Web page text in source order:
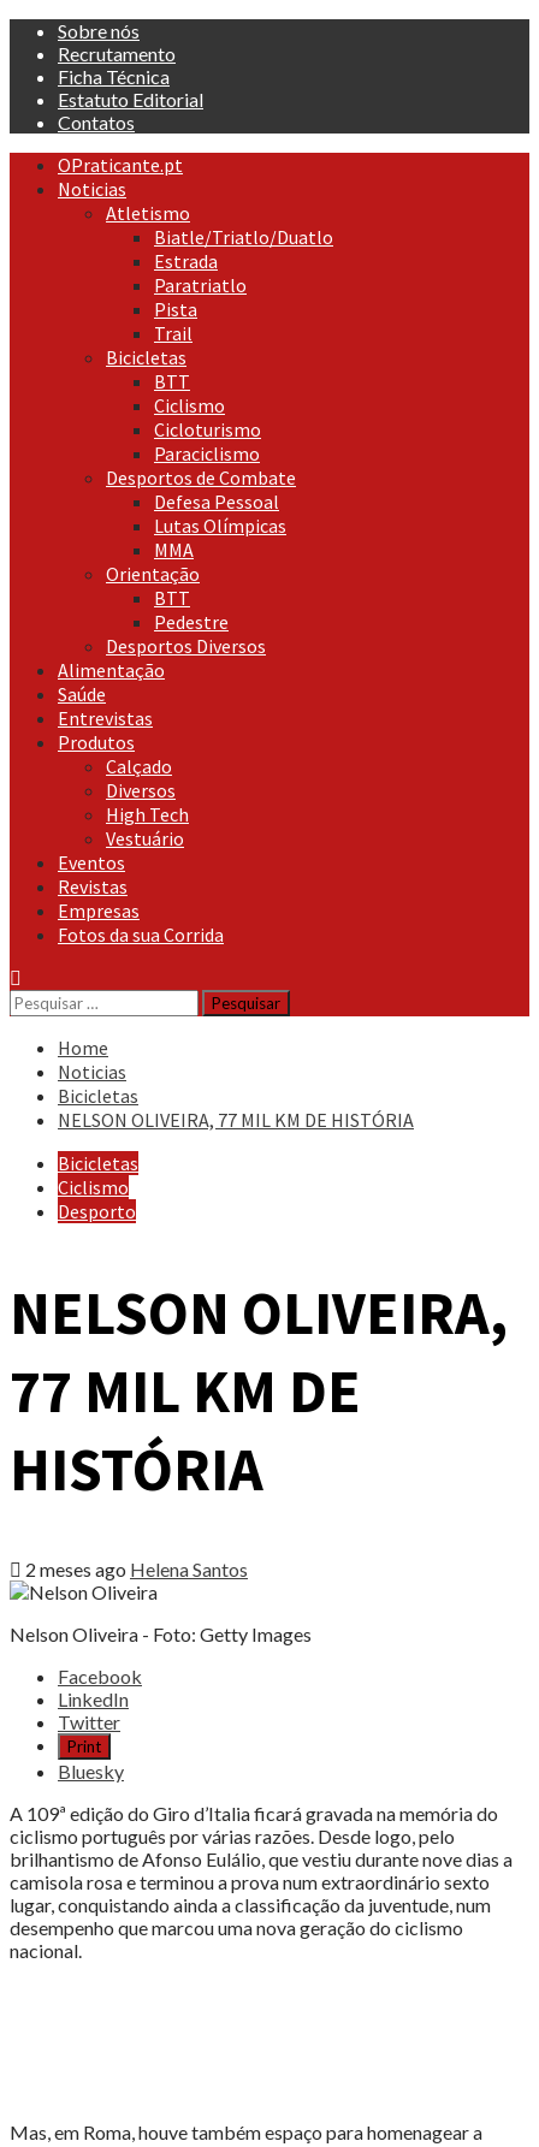
Skip
content
Sobre nós
Recrutamento
Ficha Técnica
Estatuto Editorial
Contatos
Primary
Menu
OPraticante.pt
Noticias
Atletismo
Biatle/Triatlo/Duatlo
Estrada
Paratriatlo
Pista
Trail
Bicicletas
BTT
Ciclismo
Cicloturismo
Paraciclismo
Desportos de Combate
Defesa Pessoal
Lutas Olímpicas
MMA
Orientação
BTT
Pedestre
Desportos Diversos
Alimentação
Saúde
Entrevistas
Produtos
Calçado
Diversos
High Tech
Vestuário
Eventos
Revistas
Empresas
Fotos da sua Corrida
Pesquisar
por:
Home
Noticias
Bicicletas
NELSON OLIVEIRA, 77 MIL KM DE HISTÓRIA
Bicicletas
Ciclismo
Desporto
NELSON OLIVEIRA,
77 MIL KM DE
HISTÓRIA
2 meses ago Helena Santos
Nelson Oliveira - Foto: Getty Images
Share
post
"NELSON
OLIVEIRA,
MIL
KM
DE
HISTÓRIA"
Facebook
LinkedIn
Twitter
Print
Bluesky
A 109ª edição do Giro d’Italia ficará gravada na memória do
ciclismo português por várias razões. Desde logo, pelo
brilhantismo de Afonso Eulálio, que vestiu durante nove dias a
camisola rosa e terminou a prova num extraordinário sexto
lugar, conquistando ainda a classificação da juventude, num
desempenho que marcou uma nova geração do ciclismo
nacional.
Mas, em Roma, houve também espaço para homenagear a